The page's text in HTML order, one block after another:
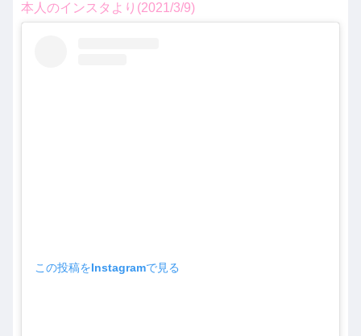
本人のインスタより(2021/3/9)
この投稿をInstagramで見る